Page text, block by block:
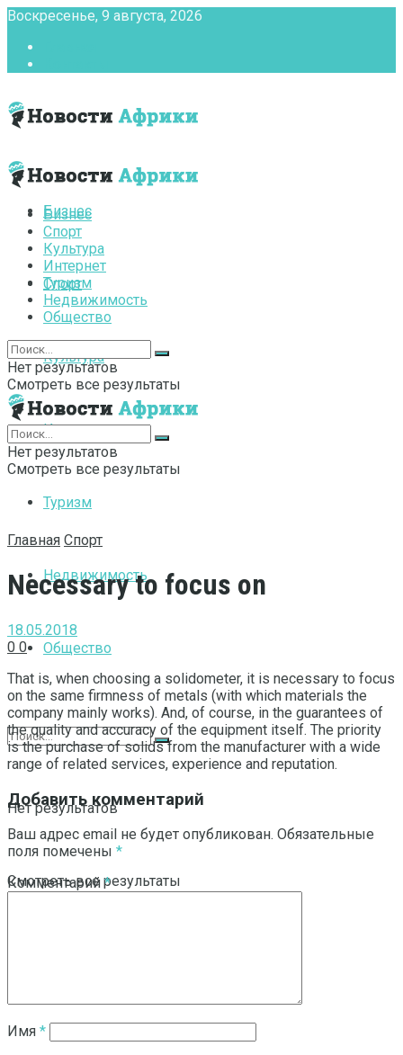
Воскресенье, 9 августа, 2026
Бизнес
Спорт
Культура
Интернет
Туризм
Недвижимость
Общество
Нет результатов
Смотреть все результаты
Бизнес
Спорт
Культура
Интернет
Туризм
Недвижимость
Общество
Нет результатов
Смотреть все результаты
Нет результатов
Смотреть все результаты
Главная Спорт
Necessary to focus on
18.05.2018
0 0
That is, when choosing a solidometer, it is necessary to focus
on the same firmness of metals (with which materials the
company mainly works). And, of course, in the guarantees of
the quality and accuracy of the equipment itself. The priority
is the purchase of solids from the manufacturer with a wide
range of related services, experience and reputation.
Добавить комментарий
Ваш адрес email не будет опубликован. Обязательные
поля помечены *
Комментарий*
Имя *